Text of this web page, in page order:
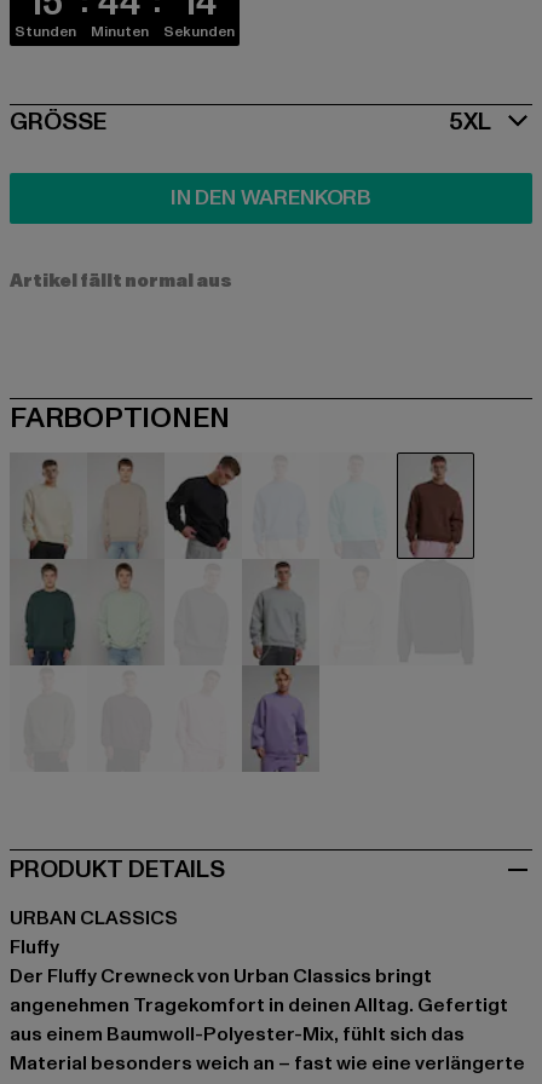
Stunden Minuten Sekunden
SIZE
GRÖSSE 5XL
IN DEN WARENKORB
Artikel fällt normal aus
FARBOPTIONEN
beige beige schwarzblau
grau
PRODUKT DETAILS
URBAN CLASSICS
Fluffy
Der Fluffy Crewneck von Urban Classics bringt
angenehmen Tragekomfort in deinen Alltag. Gefertigt
aus einem Baumwoll-Polyester-Mix, fühlt sich das
Material besonders weich an – fast wie eine verlängerte